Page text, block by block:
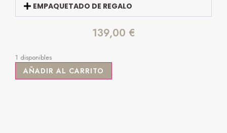
EMPAQUETADO DE REGALO
139,00 €
1 disponibles
AÑADIR AL CARRITO